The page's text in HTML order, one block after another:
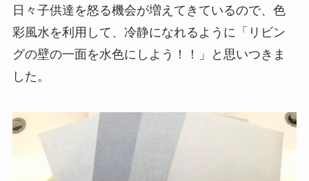
日々子供達を怒る機会が増えてきているので、色
彩風水を利用して、冷静になれるように「リビン
グの壁の一面を水色にしよう！！」と思いつきま
した。